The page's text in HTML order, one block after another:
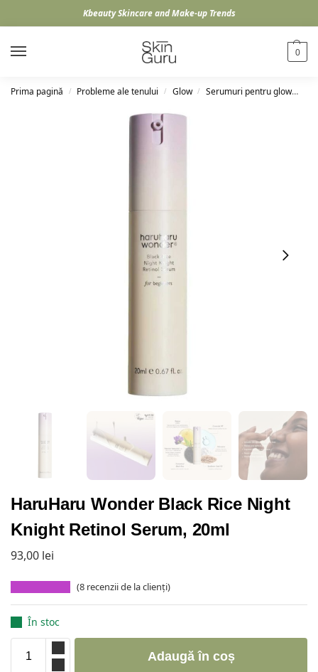
Kbeauty Skincare and Make-up Trends
0
Prima pagină / Probleme ale tenului / Glow / Serumuri pentru glow
HaruHaru Wonder Black Rice Night
Knight Retinol Serum, 20ml
93,00 lei
(8 recenzii de la clienți)
În stoc
Adaugă în coș